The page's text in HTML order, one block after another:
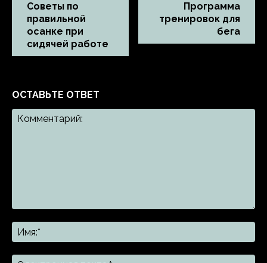
Советы по
правильной
осанке при
сидячей работе
Программа
тренировок для
бега
ОСТАВЬТЕ ОТВЕТ